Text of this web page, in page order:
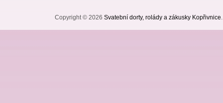
Copyright © 2026 Svatební dorty, rolády a zákusky Kopřivnice